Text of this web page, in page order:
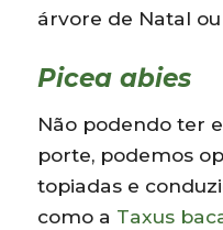
árvore de Natal
Picea abies
Não podendo ter
porte, podemos
topiadas e
como a Taxus